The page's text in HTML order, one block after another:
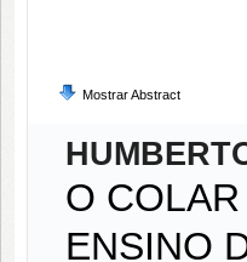
Mostrar Abstract
O
ENSINO